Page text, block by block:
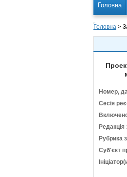
Головна
Головна >
Номер,
Сесія
Редакція
Рубрика
Суб'єкт